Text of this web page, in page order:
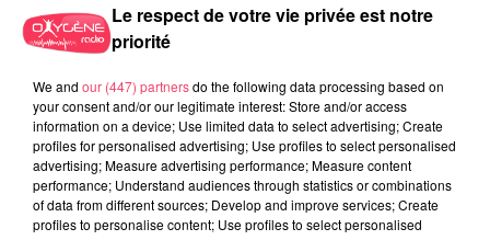
Le respect de votre vie privée est notre
priorité
We and our (447) partnersdo the following data processing based on
your consent and/or our legitimate interest: Store and/or access
information on a device; Use limited data to select advertising; Create
profiles for personalised advertising; Use profiles to select personalised
advertising; Measure advertising performance; Measure content
performance; Understand audiences through statistics or combinations
of data from different sources; Develop and improve services; Create
profiles to personalise content; Use profiles to select personalised